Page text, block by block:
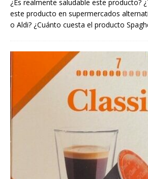
¿Es realmente saludable este producto?
este producto en supermercados
o Aldi? ¿Cuánto cuesta el producto